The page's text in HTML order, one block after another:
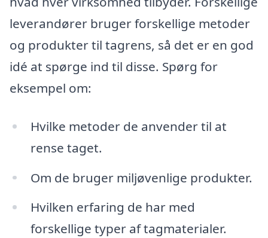
leverandører bruger forskellige metoder
og produkter til tagrens, så det er en god
idé at spørge ind til disse. Spørg for
eksempel om:
Hvilke metoder de anvender til at
rense taget.
Om de bruger miljøvenlige produkter.
Hvilken erfaring de har med
forskellige typer af tagmaterialer.